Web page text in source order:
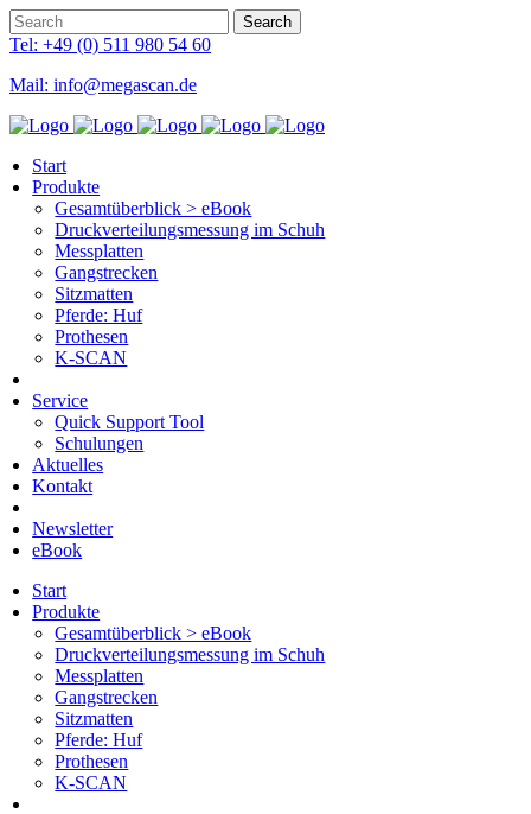
Tel: +49 (0) 511 980 54 60
Mail: info@megascan.de
Start
Produkte
Gesamtüberblick > eBook
Druckverteilungsmessung im Schuh
Messplatten
Gangstrecken
Sitzmatten
Pferde: Huf
Prothesen
K-SCAN
Service
Quick Support Tool
Schulungen
Aktuelles
Kontakt
Newsletter
eBook
Start
Produkte
Gesamtüberblick > eBook
Druckverteilungsmessung im Schuh
Messplatten
Gangstrecken
Sitzmatten
Pferde: Huf
Prothesen
K-SCAN